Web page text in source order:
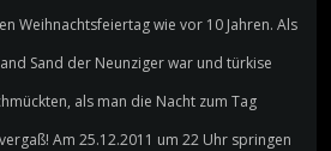
Weihnachtsfeiertag wie vor 10 Jahren. Als
Sand der Neunziger war und türkise
als man die Nacht zum Tag
Am 25.12.2011 um 22 Uhr springen